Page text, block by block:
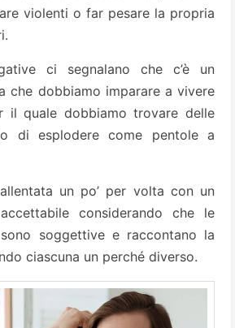
violenti o far pesare la propria
ci segnalano che c’è un
che dobbiamo imparare a vivere
il quale dobbiamo trovare delle
di esplodere come pentole a
un po’ per volta con un
considerando che le
soggettive e raccontano la
ciascuna un perché diverso.